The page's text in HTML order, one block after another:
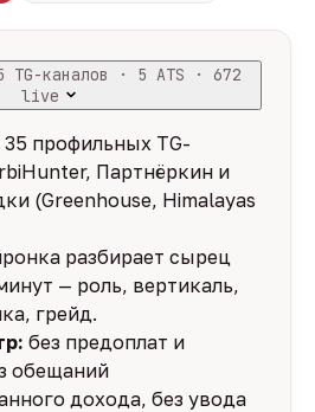
TG-каналов · 5 ATS · 672
live
35 профильных TG-
Партнёркин и
(Greenhouse, Himalayas
разбирает сырец
— роль, вертикаль,
грейд.
без предоплат и
обещаний
дохода, без увода